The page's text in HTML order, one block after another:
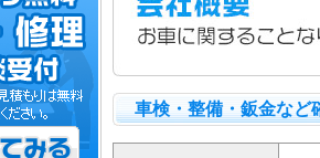
車検・整備・鈑金など